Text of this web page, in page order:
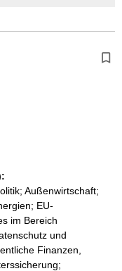
Außenwirtschaft;
EU-
im Bereich
und
Finanzen,